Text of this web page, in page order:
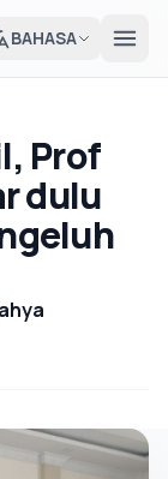
BAHASA
Prof
dulu